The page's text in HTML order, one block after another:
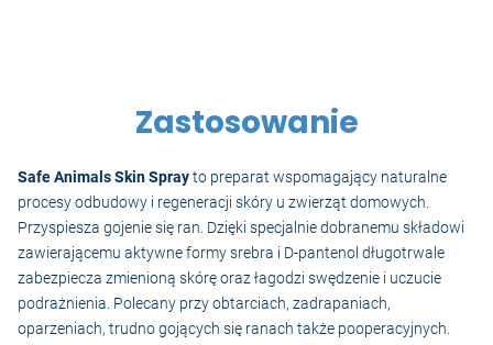
Zastosowanie
Safe Animals Skin Sprayto preparat wspomagający naturalne
procesy odbudowy i regeneracji skóry u zwierząt domowych.
Przyspiesza gojenie się ran. Dzięki specjalnie dobranemu składowi
zawierającemu aktywne formy srebra i D-pantenol długotrwale
zabezpiecza zmienioną skórę oraz łagodzi swędzenie i uczucie
podrażnienia. Polecany przy obtarciach, zadrapaniach,
oparzeniach, trudno gojących się ranach także pooperacyjnych.